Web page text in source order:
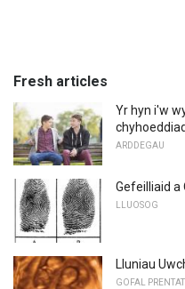
Fresh articles
Yr hyn i'w
ARDDEGAU
Gefeilliaid a
LLUOSOG
Lluniau
GOFAL